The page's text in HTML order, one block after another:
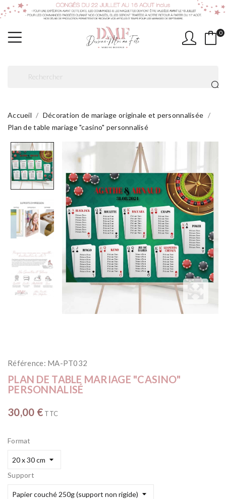
0
Accueil
Décoration de mariage originale et personnalisée
Plan de table mariage "casino" personnalisé
Référence: MA-PT032
PLAN DE TABLE MARIAGE "CASINO"
PERSONNALISÉ
30,00 € TTC
Format
Support